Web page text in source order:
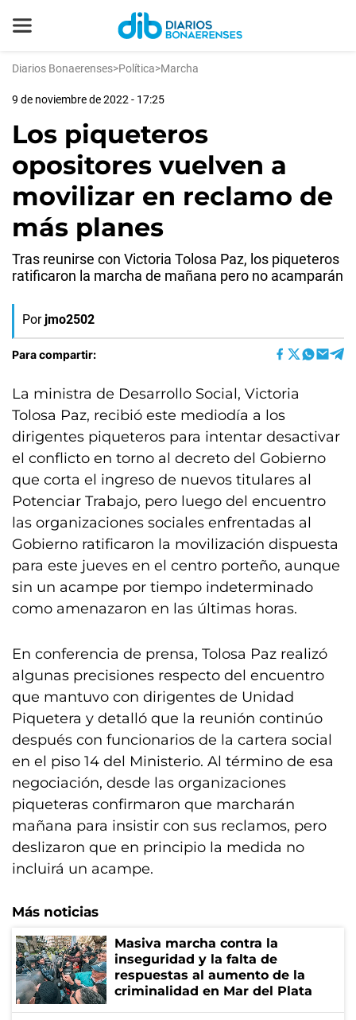
Diarios Bonaerenses>Política>Marcha
9 de noviembre de 2022 - 17:25
Los piqueteros
opositores vuelven a
movilizar en reclamo de
más planes
Tras reunirse con Victoria Tolosa Paz, los piqueteros
ratificaron la marcha de mañana pero no acamparán
Por jmo2502
Para compartir:
La ministra de Desarrollo Social, Victoria
Tolosa Paz, recibió este mediodía a los
dirigentes piqueteros para intentar desactivar
el conflicto en torno al decreto del Gobierno
que corta el ingreso de nuevos titulares al
Potenciar Trabajo, pero luego del encuentro
las organizaciones sociales enfrentadas al
Gobierno ratificaron la movilización dispuesta
para este jueves en el centro porteño, aunque
sin un acampe por tiempo indeterminado
como amenazaron en las últimas horas.
En conferencia de prensa, Tolosa Paz realizó
algunas precisiones respecto del encuentro
que mantuvo con dirigentes de Unidad
Piquetera y detalló que la reunión continúo
después con funcionarios de la cartera social
en el piso 14 del Ministerio. Al término de esa
negociación, desde las organizaciones
piqueteras confirmaron que marcharán
mañana para insistir con sus reclamos, pero
deslizaron que en principio la medida no
incluirá un acampe.
Más noticias
Masiva marcha contra la
inseguridad y la falta de
respuestas al aumento de la
criminalidad en Mar del Plata